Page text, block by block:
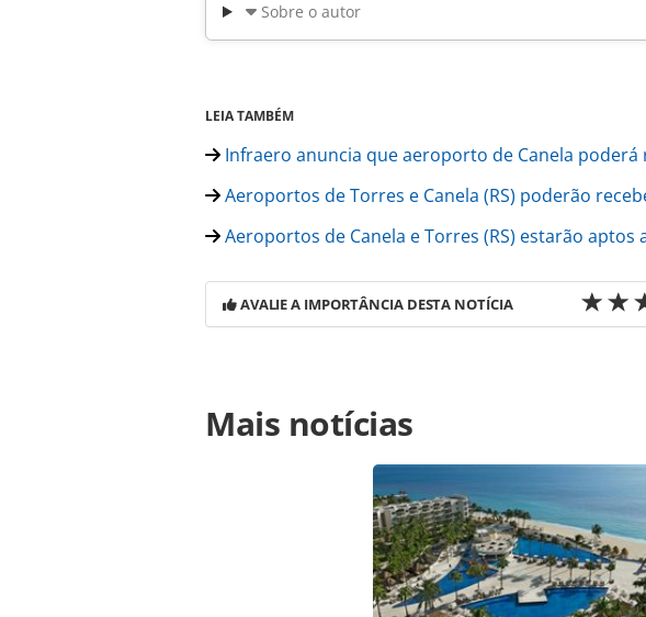
Sobre o autor
LEIA TAMBÉM
Infraero anuncia que aeroporto de Canela
Aeroportos de Torres e Canela (RS) poderão
Aeroportos de Canela e Torres (RS) estarão aptos
AVALIE A IMPORTÂNCIA DESTA NOTÍCIA
https://www.panrotas.com.br/aviacao/aeroportos/
etapa-das-melhorias-no-aeroporto-de-torres-
oferecidas na página. Todo o conteúdo produzido pela
pela legislação brasileira sobre direito autoral. Não
autorização da PANROTAS Editora
Mais notícias